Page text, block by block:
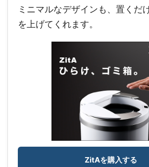
ミニマルなデザインも、置くだ
を上げてくれます。
ZitAを購入する